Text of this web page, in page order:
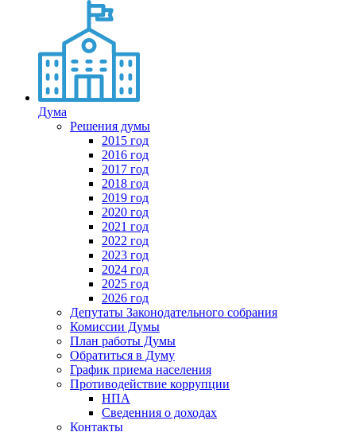
Дума
Решения думы
2015 год
2016 год
2017 год
2018 год
2019 год
2020 год
2021 год
2022 год
2023 год
2024 год
2025 год
2026 год
Депутаты Законодательного собрания
Комиссии Думы
План работы Думы
Обратиться в Думу
График приема населения
Противодействие коррупции
НПА
Сведенния о доходах
Контакты